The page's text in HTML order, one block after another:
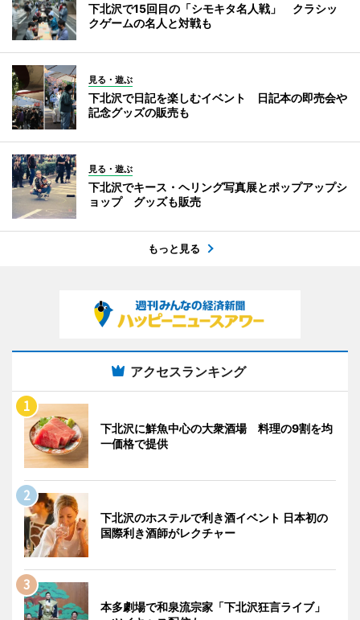
下北沢で15回目の「シモキタ名人戦」 クラシッ
クゲームの名人と対戦も
見る・遊ぶ
下北沢で日記を楽しむイベント 日記本の即売会や
記念グッズの販売も
見る・遊ぶ
下北沢でキース・ヘリング写真展とポップアップシ
ョップ グッズも販売
もっと見る
アクセスランキング
下北沢に鮮魚中心の大衆酒場 料理の9割を均
一価格で提供
下北沢のホステルで利き酒イベント 日本初の
国際利き酒師がレクチャー
本多劇場で和泉流宗家「下北沢狂言ライブ」